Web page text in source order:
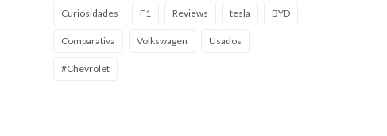
Curiosidades F1 Reviews tesla BYD
Comparativa Volkswagen Usados
#Chevrolet